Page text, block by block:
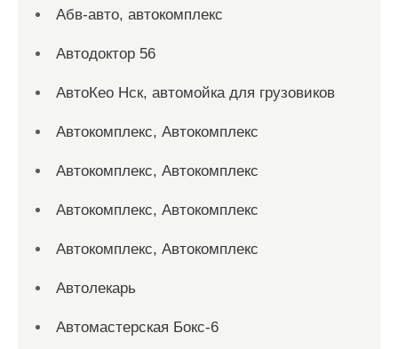
Абв-авто, автокомплекс
Автодоктор 56
АвтоКео Нск, автомойка для грузовиков
Автокомплекс, Автокомплекс
Автокомплекс, Автокомплекс
Автокомплекс, Автокомплекс
Автокомплекс, Автокомплекс
Автолекарь
Автомастерская Бокс-6